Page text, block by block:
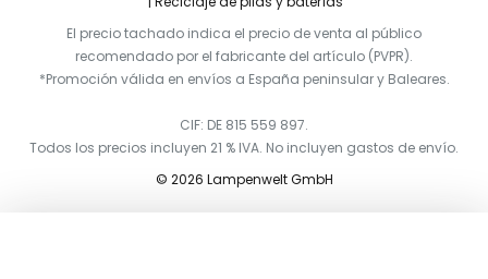
El precio tachado indica el precio de venta al público
recomendado por el fabricante del artículo (PVPR).
*Promoción válida en envíos a España peninsular y Baleares.
CIF: DE 815 559 897.
Todos los precios incluyen 21 % IVA. No incluyen gastos de envío.
© 2026 Lampenwelt GmbH